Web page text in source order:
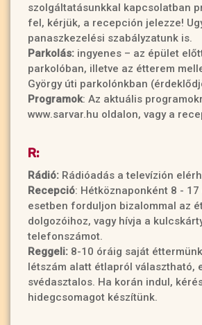
szolgáltatásunkkal kapcsolatban
fel, kérjük, a recepción jelezze!
panaszkezelési szabályzatunk is.
Parkolás: ingyenes – az épület
parkolóban, illetve az étterem
György úti parkolónkban
Programok: Az aktuális
www.sarvar.hu oldalon, vagy a
R:
Rádió: Rádióadás a televízión
Recepció: Hétköznaponként 8 -
esetben forduljon bizalommal az
dolgozóihoz, vagy hívja a
telefonszámot.
Reggeli: 8-10 óráig saját
létszám alatt étlapról választható,
svédasztalos. Ha korán indul,
hidegcsomagot készítünk.